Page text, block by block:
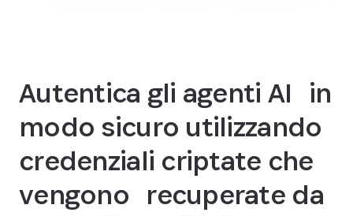
Autentica gli agenti AI in
modo sicuro utilizzando
credenziali criptate che
vengono recuperate da